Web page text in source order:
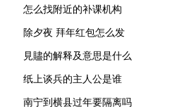
怎么找附近的补课机构
除夕夜 拜年红包怎么发
見贐的解释及意思是什么
纸上谈兵的主人公是谁
南宁到横县过年要隔离吗